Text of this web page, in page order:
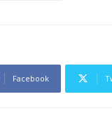
Facebook